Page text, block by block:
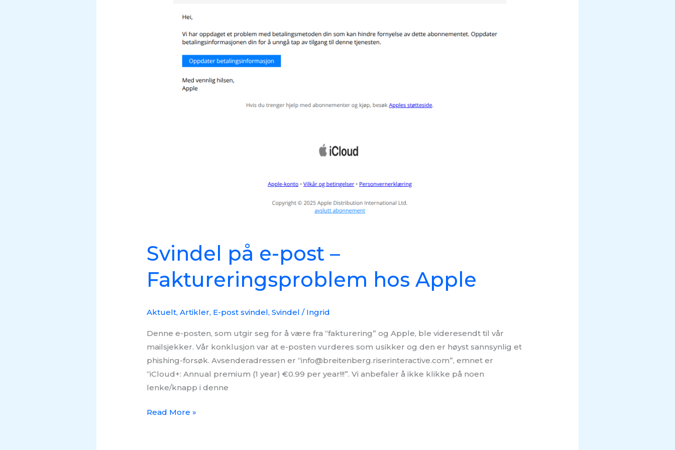
Svindel på e-post –
Faktureringsproblem hos Apple
Aktuelt,Artikler, E-post svindel,Svindel / Ingrid
Denne e-posten, som utgir seg for å være fra “fakturering” og Apple, ble videresendt til vår
mailsjekker. Vår konklusjon var at e-posten vurderes som usikker og den er høyst sannsynlig et
phishing-forsøk. Avsenderadressen er “info@breitenberg.riserinteractive.com”, emnet er
“iCloud+: Annual premium (1 year) €0.99 per year!!!”. Vi anbefaler å ikke klikke på noen
lenke/knapp i denne
Read More »